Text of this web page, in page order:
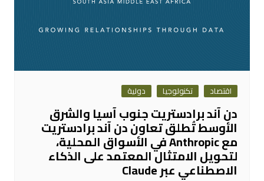
اقتصاد تكنولوجيا دولية
دن آند برادستريت جنوب آسيا والشرق
الأوسط تُطلق تعاون دن آند برادستريت
مع Anthropic في الأسواق المحلية،
لتحويل الامتثال المعتمد على الذكاء
الاصطناعي عبر Claude